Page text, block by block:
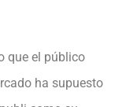
que el público
ha supuesto